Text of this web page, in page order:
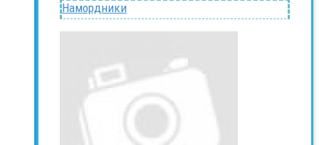
Намордники